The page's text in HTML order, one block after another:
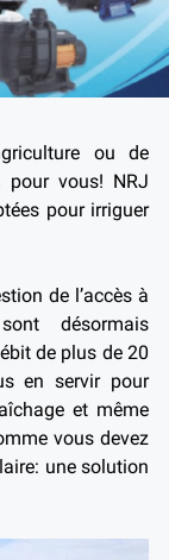
ou de
pour vous! NRJ
pour irriguer
de l’accès à
désormais
de plus de 20
en servir pour
et même
vous devez
une solution